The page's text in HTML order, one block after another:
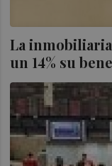
La
un 14% su